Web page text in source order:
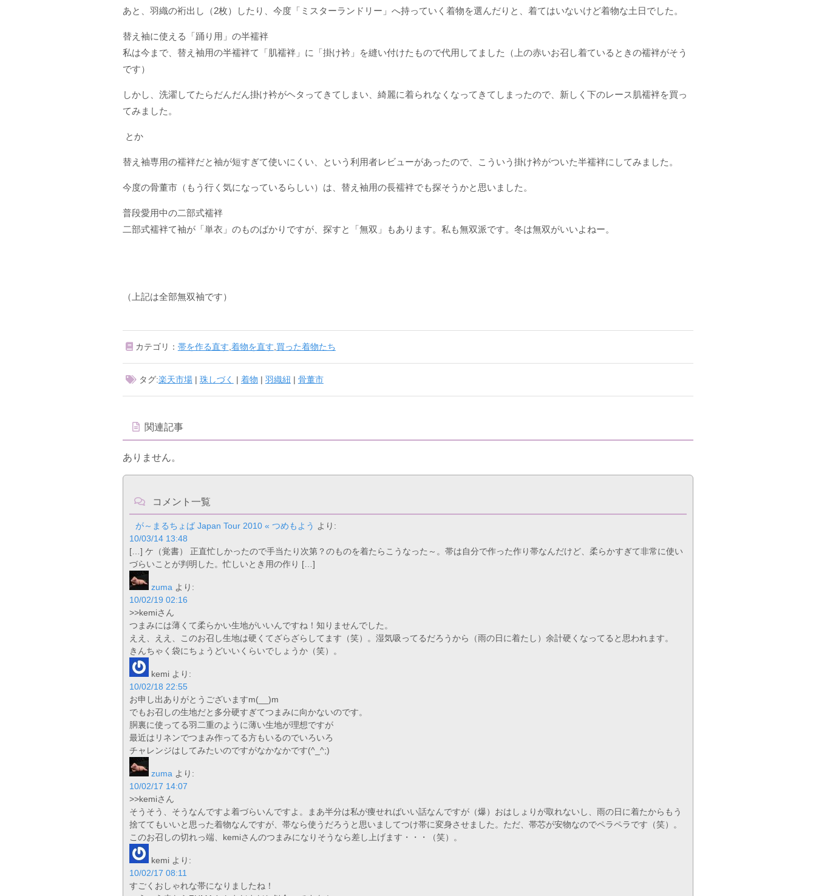
あと、羽織の裄出し（2枚）したり、今度「ミスターランドリー」へ持っていく着物を選んだりと、着てはいないけど着物な土日でした。
替え袖に使える「踊り用」の半襦袢
私は今まで、替え袖用の半襦袢て「肌襦袢」に「掛け衿」を縫い付けたもので代用してました（上の赤いお召し着ているときの襦袢がそう
です）
しかし、洗濯してたらだんだん掛け衿がヘタってきてしまい、綺麗に着られなくなってきてしまったので、新しく下のレース肌襦袢を買っ
てみました。
とか
替え袖専用の襦袢だと袖が短すぎて使いにくい、という利用者レビューがあったので、こういう掛け衿がついた半襦袢にしてみました。
今度の骨董市（もう行く気になっているらしい）は、替え袖用の長襦袢でも探そうかと思いました。
普段愛用中の二部式襦袢
二部式襦袢て袖が「単衣」のものばかりですが、探すと「無双」もあります。私も無双派です。冬は無双がいいよねー。
（上記は全部無双袖です）
カテゴリ： 帯を作る直す 着物を直す 買った着物たち
タグ:楽天市場| 珠しづく | 着物 | 羽織紐 | 骨董市
関連記事
ありません。
コメント一覧
が～まるちょば Japan Tour 2010 « つめもよう より:
10/03/14 13:48
[…] ケ（覚書） 正直忙しかったので手当たり次第？のものを着たらこうなった～。帯は自分で作った作り帯なんだけど、柔らかすぎて非常に使い
づらいことが判明した。忙しいとき用の作り […]
zuma より:
10/02/19 02:16
>>kemiさん
つまみには薄くて柔らかい生地がいいんですね！知りませんでした。
ええ、ええ、このお召し生地は硬くてざらざらしてます（笑）。湿気吸ってるだろうから（雨の日に着たし）余計硬くなってると思われます。
きんちゃく袋にちょうどいいくらいでしょうか（笑）。
kemi より:
10/02/18 22:55
お申し出ありがとうございますm(__)m
でもお召しの生地だと多分硬すぎてつまみに向かないのです。
胴裏に使ってる羽二重のように薄い生地が理想ですが
最近はリネンでつまみ作ってる方もいるのでいろいろ
チャレンジはしてみたいのですがなかなかです(^_^;)
zuma より:
10/02/17 14:07
>>kemiさん
そうそう、そうなんですよ着づらいんですよ。まあ半分は私が痩せればいい話なんですが（爆）おはしょりが取れないし、雨の日に着たからもう
捨ててもいいと思った着物なんですが、帯なら使うだろうと思いましてつけ帯に変身させました。ただ、帯芯が安物なのでペラペラです（笑）。
このお召しの切れっ端、kemiさんのつまみになりそうなら差し上げます・・・（笑）。
kemi より:
10/02/17 08:11
すごくおしゃれな帯になりましたね！